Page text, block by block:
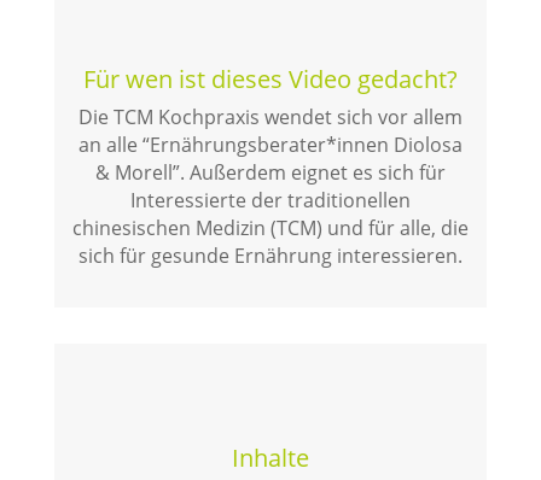
Für wen ist dieses Video gedacht?
Die TCM Kochpraxis wendet sich vor allem
an alle “Ernährungsberater*innen Diolosa
& Morell”. Außerdem eignet es sich für
Interessierte der traditionellen
chinesischen Medizin (TCM) und für alle, die
sich für gesunde Ernährung interessieren.
Inhalte